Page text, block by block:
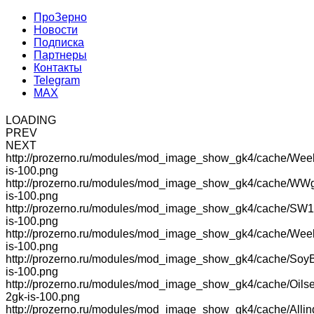
ПроЗерно
Новости
Подписка
Партнеры
Контакты
Telegram
MAX
LOADING
PREV
NEXT
http://prozerno.ru/modules/mod_image_show_gk4/cache/
is-100.png
http://prozerno.ru/modules/mod_image_show_gk4/cache/
is-100.png
http://prozerno.ru/modules/mod_image_show_gk4/cache/
is-100.png
http://prozerno.ru/modules/mod_image_show_gk4/cache/
is-100.png
http://prozerno.ru/modules/mod_image_show_gk4/cache/
is-100.png
http://prozerno.ru/modules/mod_image_show_gk4/cache/
2gk-is-100.png
http://prozerno.ru/modules/mod_image_show_gk4/cache/